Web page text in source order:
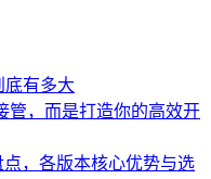
底有多大
管，而是打造你的高效开
，各版本核心优势与选